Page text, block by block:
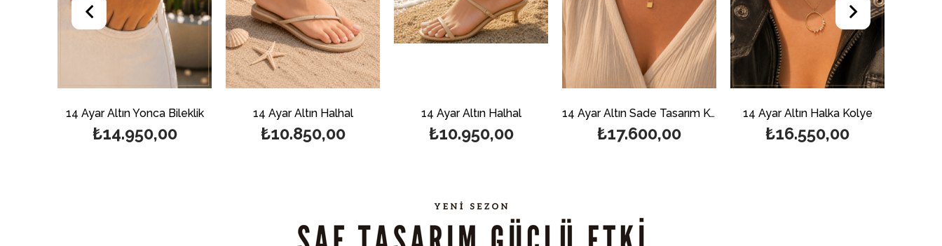
14 Ayar Altın Yonca Bileklik
₺14.950,00
14 Ayar Altın Halhal
₺10.850,00
14 Ayar Altın Halhal
₺10.950,00
14 Ayar Altın Sade Tasarım Kolye
₺17.600,00
14 Ayar Altın Halka Kolye
₺16.550,00